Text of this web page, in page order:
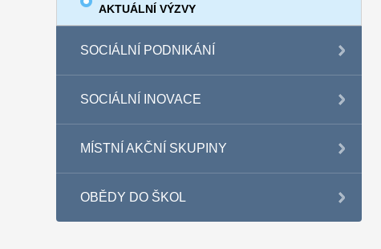
AKTUÁLNÍ VÝZVY
SOCIÁLNÍ PODNIKÁNÍ
SOCIÁLNÍ INOVACE
MÍSTNÍ AKČNÍ SKUPINY
OBĚDY DO ŠKOL